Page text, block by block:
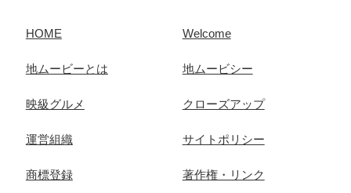
HOME Welcome
地ムービーとは 地ムービシー
映級グルメ クローズアップ
運営組織 サイトポリシー
商標登録 著作権・リンク